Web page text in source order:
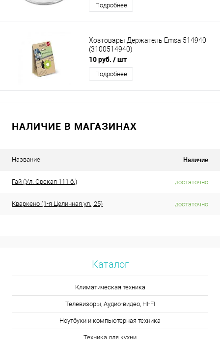
Подробнее
Хозтовары Держатель Emsa 514940
(3100514940)
10 руб. / шт
Подробнее
НАЛИЧИЕ В МАГАЗИНАХ
Название Наличие
Гай (Ул. Орская 111 б.) достаточно
Кваркено (1-я Целинная ул., 25) достаточно
Каталог
Климатическая техника
Телевизоры, Аудио-видео, HI-FI
Ноутбуки и компьютерная техника
Техника для кухни